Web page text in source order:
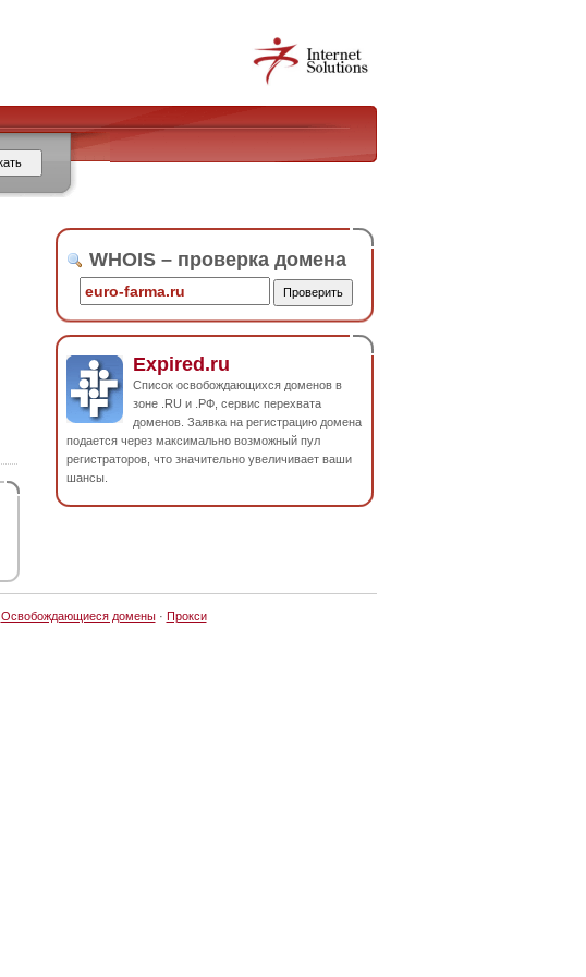
WHOIS – проверка домена
Expired.ru
Список освобождающихся доменов в
зоне .RU и .РФ, сервис перехвата
доменов. Заявка на регистрацию домена
подается через максимально возможный пул
регистраторов, что значительно увеличивает ваши
шансы.
Освобождающиеся домены· Прокси